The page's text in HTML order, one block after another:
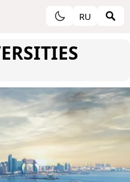
RU